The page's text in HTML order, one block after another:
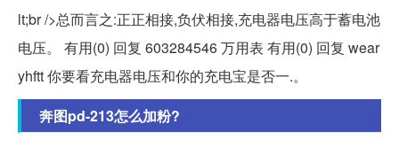
lt;br />总而言之:正正相接,负伏相接,充电器电压高于蓄电池
电压。 有用(0) 回复 603284546 万用表 有用(0) 回复 wear
yhftt 你要看充电器电压和你的充电宝是否一.。
奔图pd-213怎么加粉?